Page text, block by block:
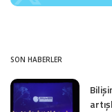
SON HABERLER